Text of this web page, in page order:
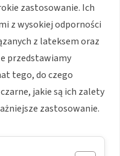
zastosowanie. Ich
z wysokiej odporności
z lateksem oraz
przedstawiamy
tego, do czego
jakie są ich zalety
zastosowanie.